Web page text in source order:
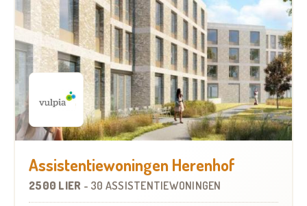
Assistentiewoningen Herenhof
2500 LIER - 30 ASSISTENTIEWONINGEN